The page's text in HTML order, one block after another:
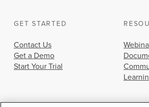
GET STARTED
Contact Us
Get a Demo
Start Your Trial